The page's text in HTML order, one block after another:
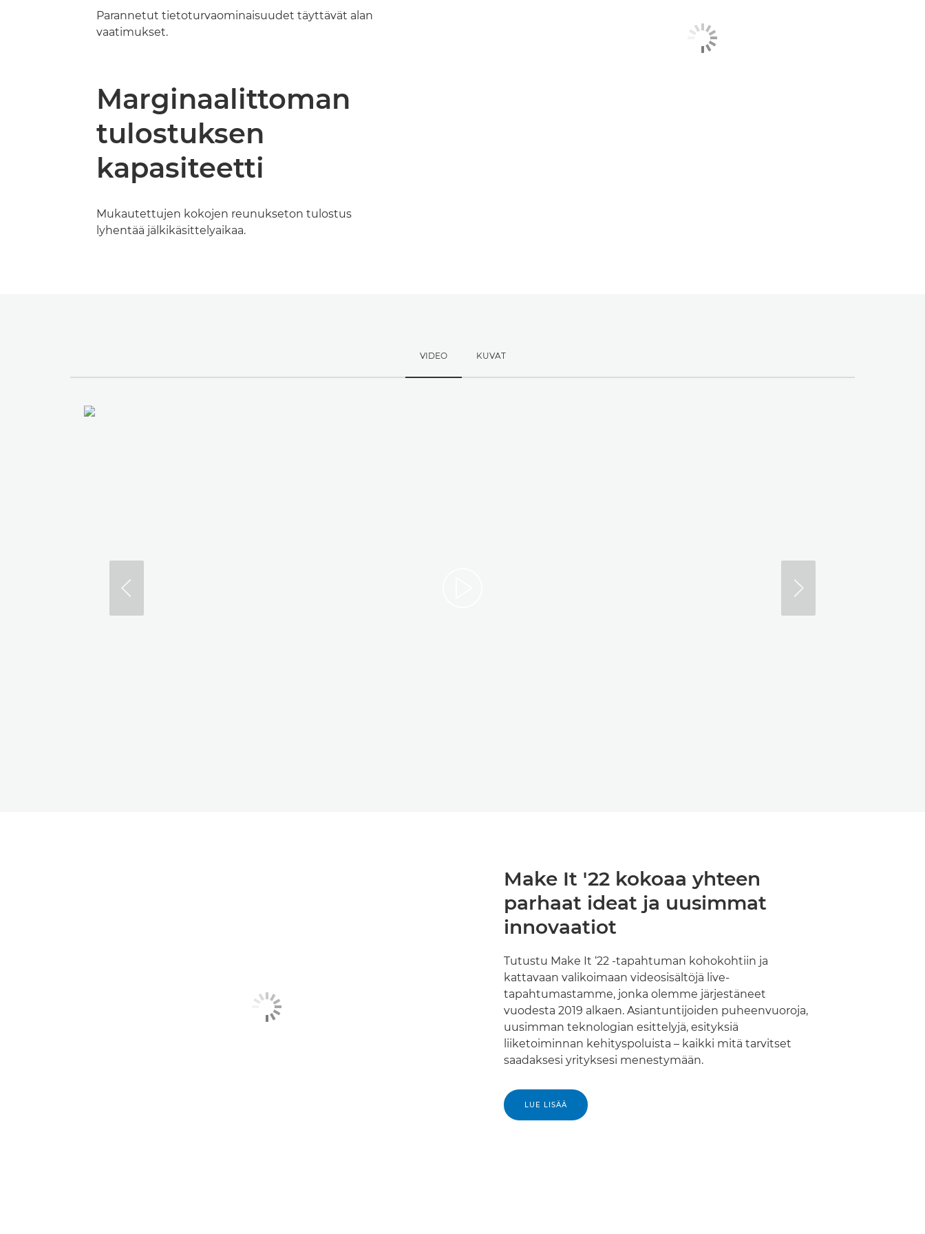
Parannetut tietoturvaominaisuudet täyttävät alan
vaatimukset.
Marginaalittoman
tulostuksen
kapasiteetti
Mukautettujen kokojen reunukseton tulostus
lyhentää jälkikäsittelyaikaa.
VIDEO KUVAT
Make It '22 kokoaa yhteen
parhaat ideat ja uusimmat
innovaatiot
Tutustu Make It ‘22 -tapahtuman kohokohtiin ja
kattavaan valikoimaan videosisältöjä live-
tapahtumastamme, jonka olemme järjestäneet
vuodesta 2019 alkaen. Asiantuntijoiden puheenvuoroja,
uusimman teknologian esittelyjä, esityksiä
liiketoiminnan kehityspoluista – kaikki mitä tarvitset
saadaksesi yrityksesi menestymään.
LUE LISÄÄ